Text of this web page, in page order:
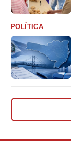
POLÍTICA